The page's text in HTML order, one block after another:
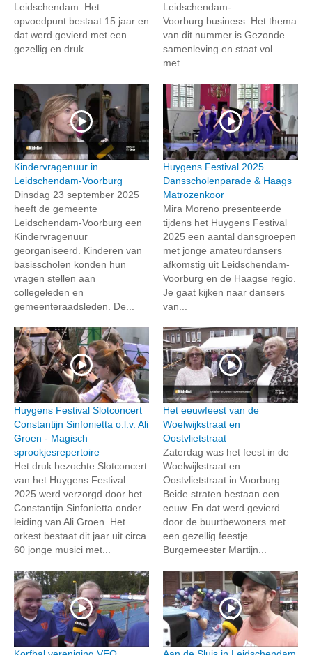
Leidschendam. Het
opvoedpunt bestaat 15 jaar en
dat werd gevierd met een
gezellig en druk...
Leidschendam-
Voorburg.business. Het thema
van dit nummer is Gezonde
samenleving en staat vol
met...
Kindervragenuur in
Leidschendam-Voorburg
Dinsdag 23 september 2025
heeft de gemeente
Leidschendam-Voorburg een
Kindervragenuur
georganiseerd. Kinderen van
basisscholen konden hun
vragen stellen aan
collegeleden en
gemeenteraadsleden. De...
Huygens Festival 2025
Dansscholenparade & Haags
Matrozenkoor
Mira Moreno presenteerde
tijdens het Huygens Festival
2025 een aantal dansgroepen
met jonge amateurdansers
afkomstig uit Leidschendam-
Voorburg en de Haagse regio.
Je gaat kijken naar dansers
van...
Huygens Festival Slotconcert
Constantijn Sinfonietta o.l.v. Ali
Groen - Magisch
sprookjesrepertoire
Het druk bezochte Slotconcert
van het Huygens Festival
2025 werd verzorgd door het
Constantijn Sinfonietta onder
leiding van Ali Groen. Het
orkest bestaat dit jaar uit circa
60 jonge musici met...
Het eeuwfeest van de
Woelwijkstraat en
Oostvlietstraat
Zaterdag was het feest in de
Woelwijkstraat en
Oostvlietstraat in Voorburg.
Beide straten bestaan een
eeuw. En dat werd gevierd
door de buurtbewoners met
een gezellig feestje.
Burgemeester Martijn...